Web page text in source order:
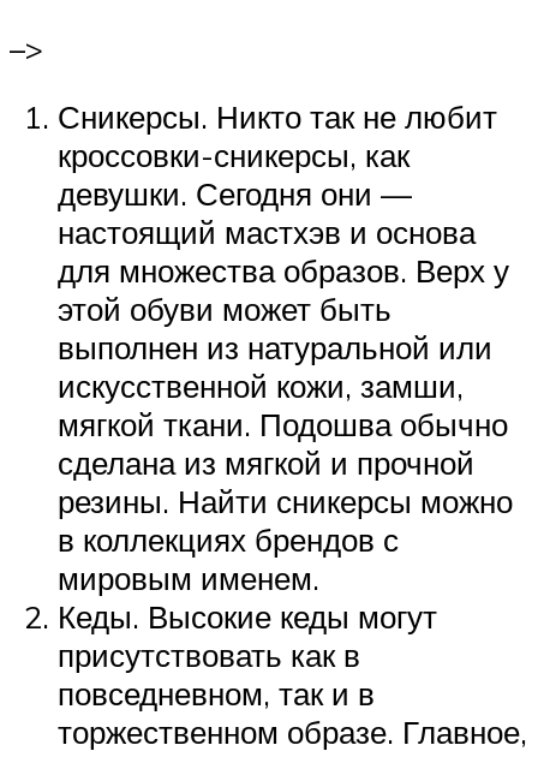
–>
Сникерсы. Никто так не любит
кроссовки-сникерсы, как
девушки. Сегодня они —
настоящий мастхэв и основа
для множества образов. Верх у
этой обуви может быть
выполнен из натуральной или
искусственной кожи, замши,
мягкой ткани. Подошва обычно
сделана из мягкой и прочной
резины. Найти сникерсы можно
в коллекциях брендов с
мировым именем.
Кеды. Высокие кеды могут
присутствовать как в
повседневном, так и в
торжественном образе. Главное,